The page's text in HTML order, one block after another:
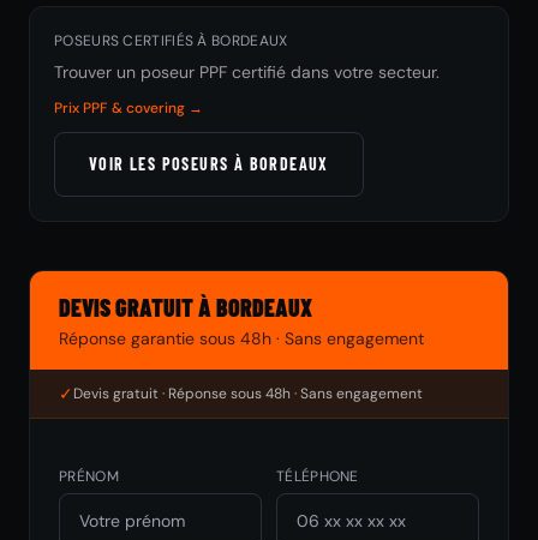
POSEURS CERTIFIÉS À BORDEAUX
Trouver un poseur PPF certifié dans votre secteur.
Prix PPF & covering →
VOIR LES POSEURS À BORDEAUX
DEVIS GRATUIT À BORDEAUX
Réponse garantie sous 48h · Sans engagement
✓Devis gratuit · Réponse sous 48h · Sans engagement
PRÉNOM TÉLÉPHONE